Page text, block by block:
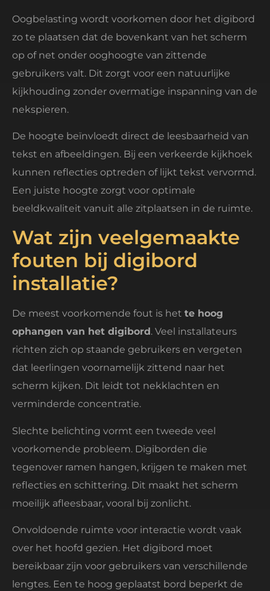
Oogbelasting wordt voorkomen door het digibord
zo te plaatsen dat de bovenkant van het scherm
op of net onder ooghoogte van zittende
gebruikers valt. Dit zorgt voor een natuurlijke
kijkhouding zonder overmatige inspanning van de
nekspieren.
De hoogte beïnvloedt direct de leesbaarheid van
tekst en afbeeldingen. Bij een verkeerde kijkhoek
kunnen reflecties optreden of lijkt tekst vervormd.
Een juiste hoogte zorgt voor optimale
beeldkwaliteit vanuit alle zitplaatsen in de ruimte.
Wat zijn veelgemaakte
fouten bij digibord
installatie?
De meest voorkomende fout is het te hoog
ophangen van het digibord . Veel installateurs
richten zich op staande gebruikers en vergeten
dat leerlingen voornamelijk zittend naar het
scherm kijken. Dit leidt tot nekklachten en
verminderde concentratie.
Slechte belichting vormt een tweede veel
voorkomende probleem. Digiborden die
tegenover ramen hangen, krijgen te maken met
reflecties en schittering. Dit maakt het scherm
moeilijk afleesbaar, vooral bij zonlicht.
Onvoldoende ruimte voor interactie wordt vaak
over het hoofd gezien. Het digibord moet
bereikbaar zijn voor gebruikers van verschillende
lengtes. Een te hoog geplaatst bord beperkt de